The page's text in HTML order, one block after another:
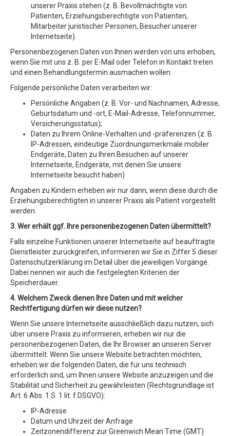
unserer Praxis stehen (z. B. Bevollmächtigte von
Patienten, Erziehungsberechtigte von Patienten,
Mitarbeiter juristischer Personen, Besucher unserer
Internetseite).
Personenbezogenen Daten von Ihnen werden von uns erhoben,
wenn Sie mit uns z. B. per E-Mail oder Telefon in Kontakt treten
und einen Behandlungstermin ausmachen wollen.
Folgende persönliche Daten verarbeiten wir:
Persönliche Angaben (z. B. Vor- und Nachnamen, Adresse,
Geburtsdatum und -ort, E-Mail-Adresse, Telefonnummer,
Versicherungsstatus);
Daten zu Ihrem Online-Verhalten und -präferenzen (z. B.
IP-Adressen, eindeutige Zuordnungsmerkmale mobiler
Endgeräte, Daten zu Ihren Besuchen auf unserer
Internetseite, Endgeräte, mit denen Sie unsere
Internetseite besucht haben)
Angaben zu Kindern erheben wir nur dann, wenn diese durch die
Erziehungsberechtigten in unserer Praxis als Patient vorgestellt
werden.
3. Wer erhält ggf. Ihre personenbezogenen Daten übermittelt?
Falls einzelne Funktionen unserer Internetseite auf beauftragte
Dienstleister zurückgreifen, informieren wir Sie in Ziffer 5 dieser
Datenschutzerklärung im Detail über die jeweiligen Vorgänge.
Dabei nennen wir auch die festgelegten Kriterien der
Speicherdauer.
4. Welchem Zweck dienen Ihre Daten und mit welcher
Rechtfertigung dürfen wir diese nutzen?
Wenn Sie unsere Internetseite ausschließlich dazu nutzen, sich
über unsere Praxis zu informieren, erheben wir nur die
personenbezogenen Daten, die Ihr Browser an unseren Server
übermittelt. Wenn Sie unsere Website betrachten möchten,
erheben wir die folgenden Daten, die für uns technisch
erforderlich sind, um Ihnen unsere Website anzuzeigen und die
Stabilität und Sicherheit zu gewährleisten (Rechtsgrundlage ist
Art. 6 Abs. 1 S. 1 lit. f DSGVO):
IP-Adresse
Datum und Uhrzeit der Anfrage
Zeitzonendifferenz zur Greenwich Mean Time (GMT)